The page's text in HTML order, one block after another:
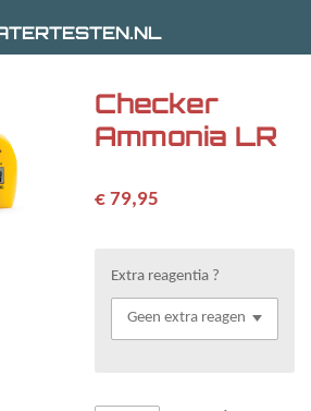
Checker
Ammonia LR
€ 79,95
Extra reagentia ?